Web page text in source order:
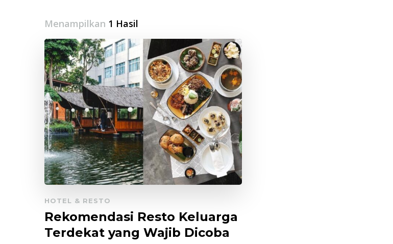
Menampilkan 1 Hasil
HOTEL & RESTO
Rekomendasi Resto Keluarga
Terdekat yang Wajib Dicoba